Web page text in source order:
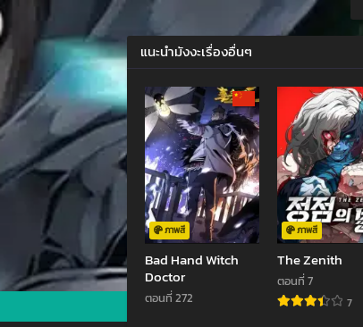
แนะนำมังงะเรื่องอื่นๆ
ภาพสี
Bad Hand Witch
Doctor
ตอนที่ 272
ภาพสี
The Zenith
ตอนที่ 7
7